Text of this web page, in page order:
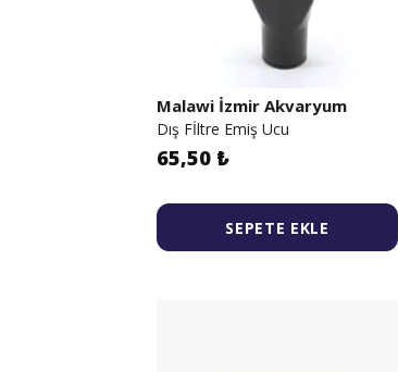
Malawi İzmir Akvaryum
Dış Fİltre Emiş Ucu
65,50 ₺
SEPETE EKLE